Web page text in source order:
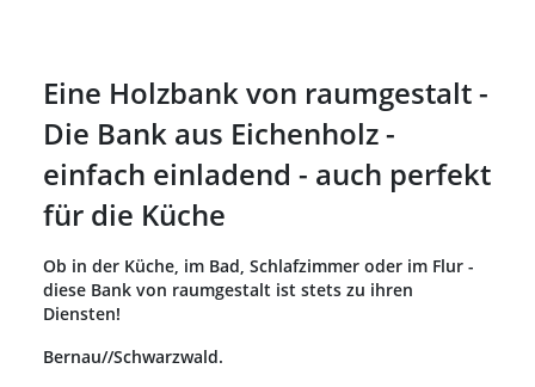
Eine Holzbank von raumgestalt -
Die Bank aus Eichenholz -
einfach einladend - auch perfekt
für die Küche
Ob in der Küche, im Bad, Schlafzimmer oder im Flur -
diese Bank von raumgestalt ist stets zu ihren
Diensten!
Bernau//Schwarzwald.